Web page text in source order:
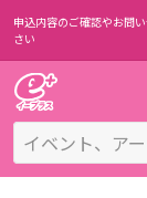
申込内容のご確認やお問
さい